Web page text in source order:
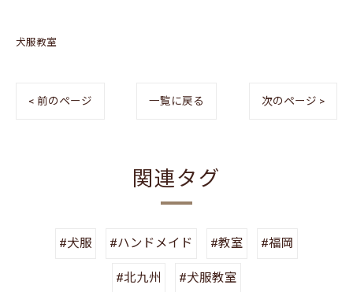
犬服教室
< 前のページ 一覧に戻る 次のページ >
関連タグ
#犬服 #ハンドメイド #教室 #福岡
#北九州 #犬服教室